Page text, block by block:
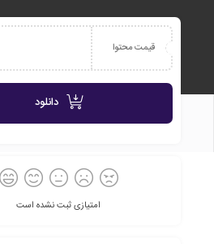
قیمت محتوا
دانلود
امتیازی ثبت نشده است